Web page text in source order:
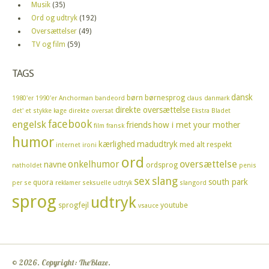
Musik (35)
Ord og udtryk (192)
Oversættelser (49)
TV og film (59)
TAGS
1980'er 1990'er Anchorman bandeord børn børnesprog claus danmark dansk
det' et stykke kage direkte oversat direkte oversættelse Ekstra Bladet
engelskfacebook film fransk friends how i met your mother
humor internet ironi kærlighed madudtryk med alt respekt
natholdet navneonkelhumor ord ordsprog oversættelse penis
per se quora reklamer seksuelle udtryk sexslang slangord south park
sprog sprogfejl udtryk vsauce youtube
© 2026. Copyright: TheBlaze.